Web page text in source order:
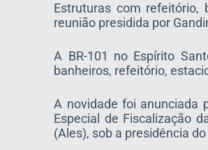
Estruturas com refeitório,
reunião presidida por
A BR-101 no Espírito
banheiros, refeitório,
A novidade foi anunciada
Especial de Fiscalização
(Ales), sob a presidência